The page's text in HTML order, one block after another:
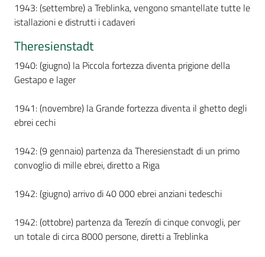
1943: (settembre) a Treblinka, vengono smantellate tutte le
istallazioni e distrutti i cadaveri
Theresienstadt
1940: (giugno) la Piccola fortezza diventa prigione della
Gestapo e lager
1941: (novembre) la Grande fortezza diventa il ghetto degli
ebrei cechi
1942: (9 gennaio) partenza da Theresienstadt di un primo
convoglio di mille ebrei, diretto a Riga
1942: (giugno) arrivo di 40 000 ebrei anziani tedeschi
1942: (ottobre) partenza da Terezín di cinque convogli, per
un totale di circa 8000 persone, diretti a Treblinka